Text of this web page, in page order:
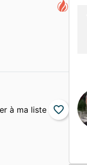
favorite_border